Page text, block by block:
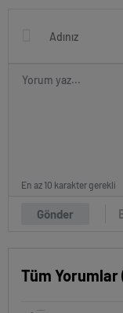
Gönder
En az 10 karakter gerekli
Tüm Yorumlar